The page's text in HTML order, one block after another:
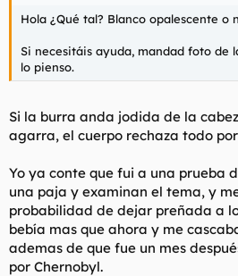
Hola ¿Qué tal? Blanco opalescente o
Si necesitáis ayuda, mandad foto de
lo pienso.
Si la burra anda jodida de la
agarra, el cuerpo rechaza todo
Yo ya conte que fui a una prueba
una paja y examinan el tema, y
probabilidad de dejar preñada a
bebía mas que ahora y me
ademas de que fue un mes
por Chernobyl.